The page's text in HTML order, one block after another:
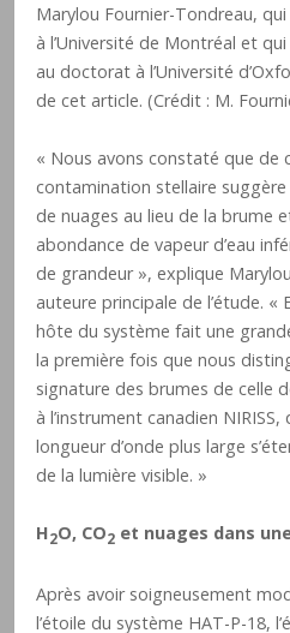
Marylou Fournier-Tondreau,
à l’Université de Montréal et
au doctorat à l’Université
de cet article. (Crédit : M.
« Nous avons constaté que de
contamination stellaire
de nuages au lieu de la brume
abondance de vapeur d’eau
de grandeur », explique
auteure principale de l’étude. «
hôte du système fait une
la première fois que nous
signature des brumes de celle
à l’instrument canadien
longueur d’onde plus large
de la lumière visible. »
H2O, CO2 et nuages dans
Après avoir soigneusement
l’étoile du système HAT-P-18,